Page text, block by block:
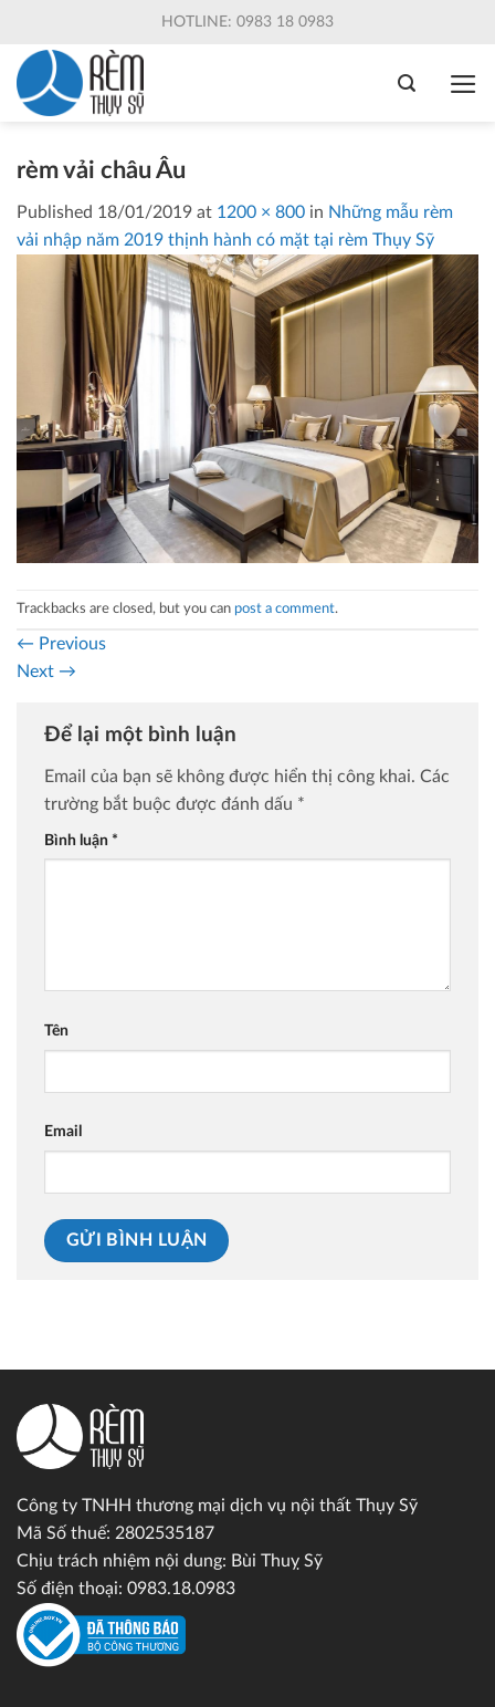
content
HOTLINE: 0983 18 0983
rèm vải châu Âu
Published 18/01/2019 at 1200 × 800 in Những mẫu rèm
vải nhập năm 2019 thịnh hành có mặt tại rèm Thụy Sỹ
Trackbacks are closed, but you can post a comment.
← Previous
Next →
Để lại một bình luận
Email của bạn sẽ không được hiển thị công khai. Các
trường bắt buộc được đánh dấu *
Bình luận *
Tên
Email
Công ty TNHH thương mại dịch vụ nội thất Thụy Sỹ
Mã Số thuế: 2802535187
Chịu trách nhiệm nội dung: Bùi Thuỵ Sỹ
Số điện thoại: 0983.18.0983